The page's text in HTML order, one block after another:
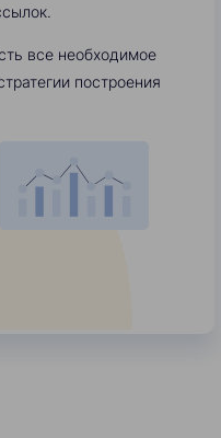
все необходимое
построения